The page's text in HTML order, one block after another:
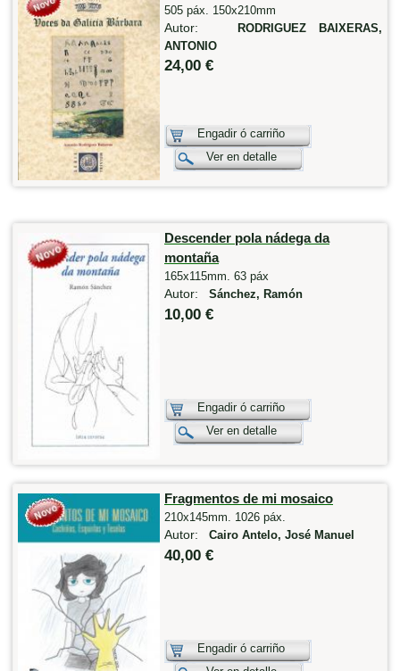
505 páx. 150x210mm
Autor:
RODRIGUEZ BAIXERAS,
ANTONIO
24,00 €
Engadir ó carriño
Ver en detalle
Descender pola nádega da
montaña
165x115mm. 63 páx
Autor: Sánchez, Ramón
10,00 €
Engadir ó carriño
Ver en detalle
Fragmentos de mi mosaico
210x145mm. 1026 páx.
Autor: Cairo Antelo, José Manuel
40,00 €
Engadir ó carriño